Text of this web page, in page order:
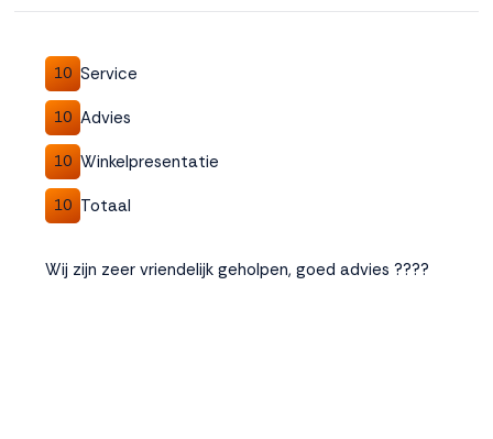
10 Service
10 Advies
10 Winkelpresentatie
10 Totaal
Wij zijn zeer vriendelijk geholpen, goed advies ????